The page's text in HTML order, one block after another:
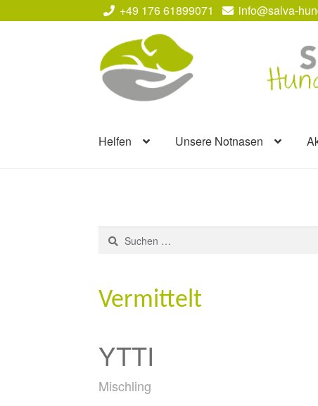
+49 176 61899071 info@salva-
Navigation
springen
Zum
Inhalt
springen
Helfen Unsere Notnasen
Suchen
nach:
Vermittelt
YTTI
Mischling